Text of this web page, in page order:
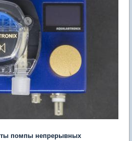
помпы непрерывных